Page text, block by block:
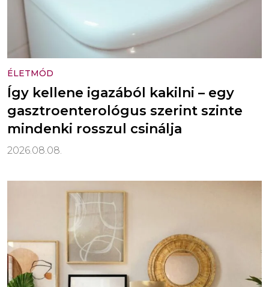
ÉLETMÓD
Így kellene igazából kakilni – egy
gasztroenterológus szerint szinte
mindenki rosszul csinálja
2026.08.08.